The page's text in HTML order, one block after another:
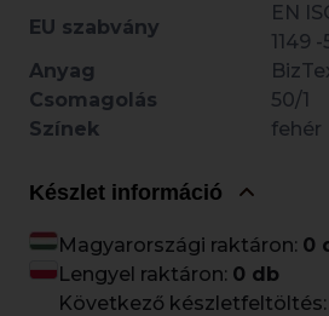
EU szabvány
EN
1149 -
Anyag
Csomagolás
50/1
Színek
fehér
Készlet információ
Magyarországi raktáron: 0
Lengyel raktáron: 0 db
Következő készletfeltöltés: